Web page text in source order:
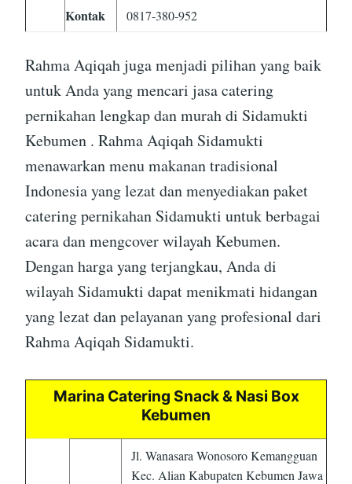
Kontak 0817-380-952
Rahma Aqiqah juga menjadi pilihan yang baik
untuk Anda yang mencari jasa catering
pernikahan lengkap dan murah di Sidamukti
Kebumen . Rahma Aqiqah Sidamukti
menawarkan menu makanan tradisional
Indonesia yang lezat dan menyediakan paket
catering pernikahan Sidamukti untuk berbagai
acara dan mengcover wilayah Kebumen.
Dengan harga yang terjangkau, Anda di
wilayah Sidamukti dapat menikmati hidangan
yang lezat dan pelayanan yang profesional dari
Rahma Aqiqah Sidamukti.
Marina Catering Snack & Nasi Box
Kebumen
Jl. Wanasara Wonosoro Kemangguan
Kec. Alian Kabupaten Kebumen Jawa